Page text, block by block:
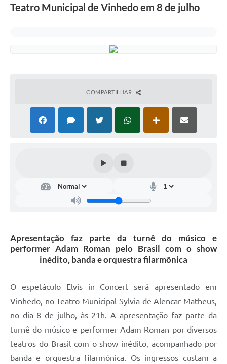
Inclusão e Acessibilidade
Normas e Legislação
Sistema de Protocolo
Listagem dos CEPs de Vinhedo
Associação dos Servidores Públicos Municipais de
Audiências Públicas
Teatro Municipal de Vinhedo em 8 de julho
COMPARTILHAR
Apresentação faz parte da turnê do músico e
performer Adam Roman pelo Brasil com o show
inédito, banda e orquestra filarmônica
O espetáculo Elvis in Concert será apresentado em
Vinhedo, no Teatro Municipal Sylvia de Alencar Matheus,
no dia 8 de julho, às 21h. A apresentação faz parte da
turnê do músico e performer Adam Roman por diversos
teatros do Brasil com o show inédito, acompanhado por
banda e orquestra filarmônica. Os ingressos custam a